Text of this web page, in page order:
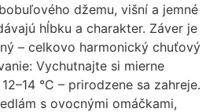
džemu, višní a jemné
hĺbku a charakter. Záver je
– celkovo harmonický chuťový
Vychutnajte si mierne
°C – prirodzene sa zahreje.
s ovocnými omáčkami,